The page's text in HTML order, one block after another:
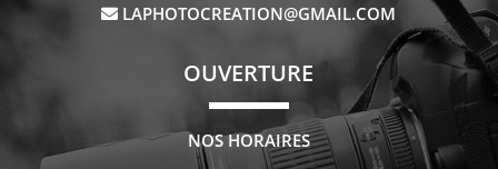
LAPHOTOCREATION@GMAIL.COM
OUVERTURE
NOS HORAIRES